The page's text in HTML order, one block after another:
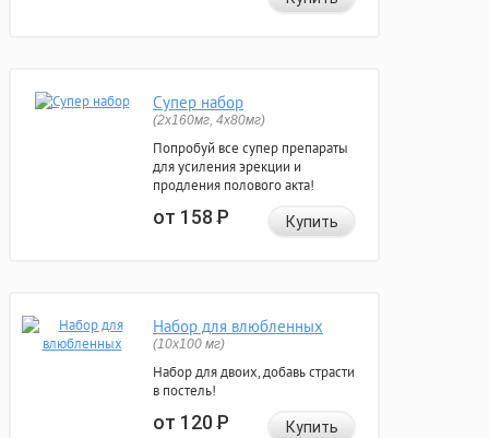
Супер набор
(2х160мг, 4х80мг)
Попробуй все супер препараты
для усиления эрекции и
продления полового акта!
от 158Р Купить
Набор для влюбленных
(10х100 мг)
Набор для двоих, добавь страсти
в постель!
от 120Р Купить